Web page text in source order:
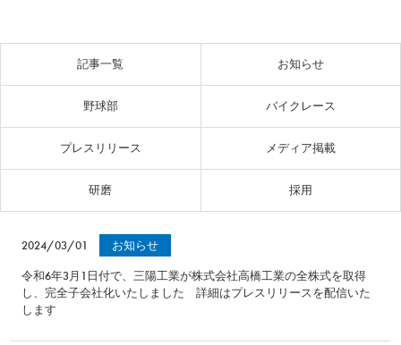
記事一覧 お知らせ
野球部 バイクレース
プレスリリース メディア掲載
研磨 採用
令和6年3月1日付で、三陽工業が株式会社高橋工業の全株式を取得
し、完全子会社化いたしました 詳細はプレスリリースを配信いた
します
2024/03/01 お知らせ